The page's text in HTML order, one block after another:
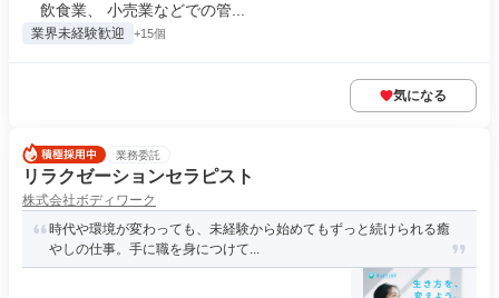
飲食業、 小売業などでの管...
業界未経験歓迎 +15個
気になる
業務委託
リラクゼーションセラピスト
株式会社ボディワーク
時代や環境が変わっても、未経験から始めてもずっと続けられる癒
やしの仕事。手に職を身につけて...